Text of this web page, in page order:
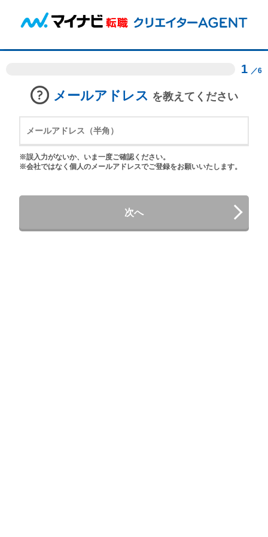
1 ／6
メールアドレス を教えてください
※誤入力がないか、いま一度ご確認ください。
※会社ではなく個人のメールアドレスでご登録をお願いいたします。
次へ